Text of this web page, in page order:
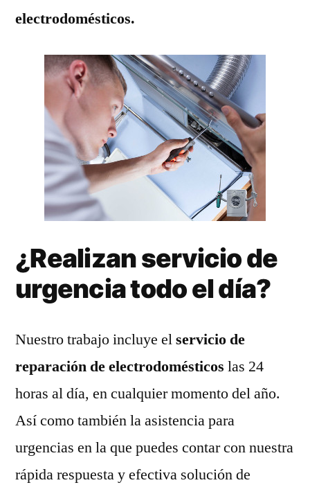
electrodomésticos.
¿Realizan servicio de
urgencia todo el día?
Nuestro trabajo incluye elservicio de
reparación de electrodomésticos las 24
horas al día, en cualquier momento del año.
Así como también la asistencia para
urgencias en la que puedes contar con nuestra
rápida respuesta y efectiva solución de